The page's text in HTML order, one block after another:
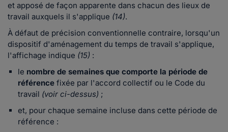
et apposé de façon apparente dans chacun des lieux de
travail auxquels il s'applique (14).
À défaut de précision conventionnelle contraire, lorsqu'un
dispositif d'aménagement du temps de travail s'applique,
l'affichage indique (15) :
le nombre de semaines que comporte la période de
référence fixée par l'accord collectif ou le Code du
travail (voir ci-dessus) ;
et, pour chaque semaine incluse dans cette période de
référence :